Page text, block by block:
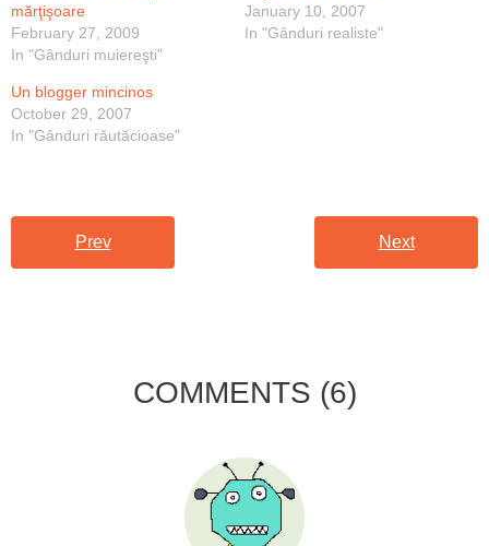
mărţişoare
February 27, 2009
In "Gânduri muiereşti"
January 10, 2007
In "Gânduri realiste"
Un blogger mincinos
October 29, 2007
In "Gânduri răutăcioase"
Prev Next
COMMENTS (6)